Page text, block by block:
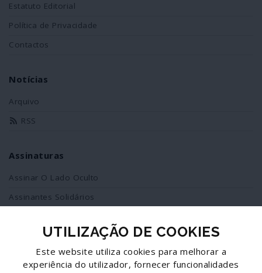
Estatuto Editorial
Política de Privacidade
Contactos
Notícias
Arquivo
RSS
Assinaturas
Assinar O Lado Oculto
Assinantes Solidários
Redes Sociais
Siga-nos no facebook
UTILIZAÇÃO DE COOKIES
Este website utiliza cookies para melhorar a
experiência do utilizador, fornecer funcionalidades